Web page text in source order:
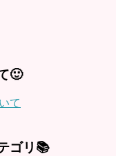
🙂
て
ゴリ📚